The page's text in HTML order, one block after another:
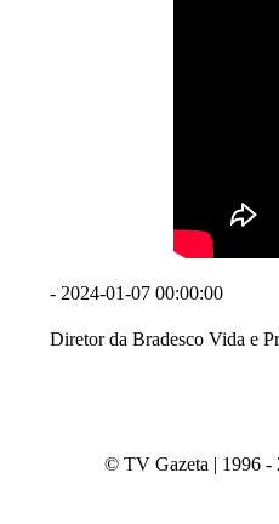
- 2024-01-07 00:00:00
Diretor da Bradesco Vida e
© TV Gazeta | 1996 -